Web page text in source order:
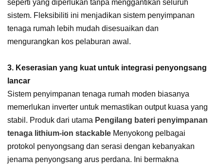
seperti yang diperlukan tanpa menggantikan seluruh
sistem. Fleksibiliti ini menjadikan sistem penyimpanan
tenaga rumah lebih mudah disesuaikan dan
mengurangkan kos pelaburan awal.
3. Keserasian yang kuat untuk integrasi penyongsang
lancar
Sistem penyimpanan tenaga rumah moden biasanya
memerlukan inverter untuk memastikan output kuasa yang
stabil. Produk dari utama Pengilang bateri penyimpanan
tenaga lithium-ion stackable Menyokong pelbagai
protokol penyongsang dan serasi dengan kebanyakan
jenama penyongsang arus perdana. Ini bermakna